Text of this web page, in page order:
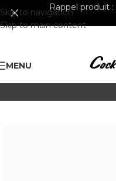
Skip to navigation
Skip to main content
Rappel produit :
MENU